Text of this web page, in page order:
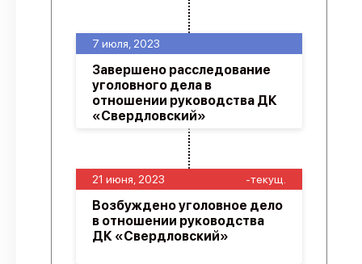
21 июня, 2023 -текущ.
Возбуждено уголовное дело
в отношении руководства
ДК «Свердловский»
7 июля, 2023
Завершено расследование
уголовного дела в
отношении руководства ДК
«Свердловский»